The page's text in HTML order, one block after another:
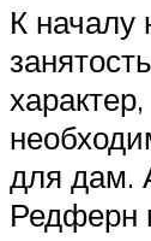
К началу
для дам.
Редферн